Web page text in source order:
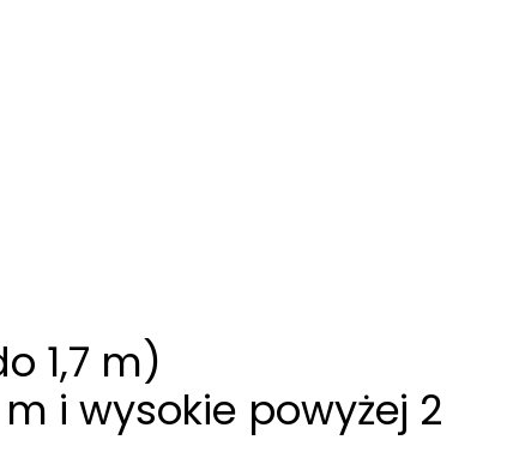
1,7 m)
i wysokie powyżej 2